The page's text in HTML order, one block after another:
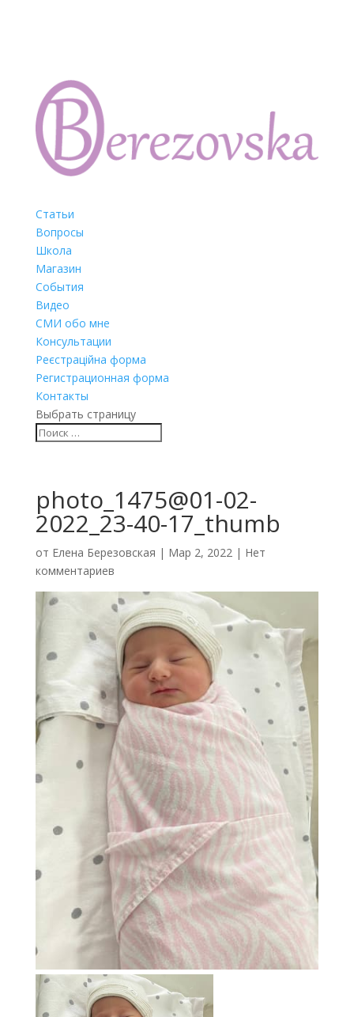
Статьи
Вопросы
Школа
Магазин
События
Видео
СМИ обо мне
Консультации
Реєстраційна форма
Регистрационная форма
Контакты
Выбрать страницу
photo_1475@01-02-
2022_23-40-17_thumb
от Елена Березовская | Мар 2, 2022| Нет
комментариев